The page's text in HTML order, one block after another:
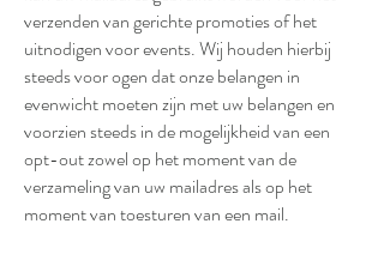
verzenden van gerichte promoties of het
uitnodigen voor events. Wij houden hierbij
steeds voor ogen dat onze belangen in
evenwicht moeten zijn met uw belangen en
voorzien steeds in de mogelijkheid van een
opt-out zowel op het moment van de
verzameling van uw mailadres als op het
moment van toesturen van een mail.